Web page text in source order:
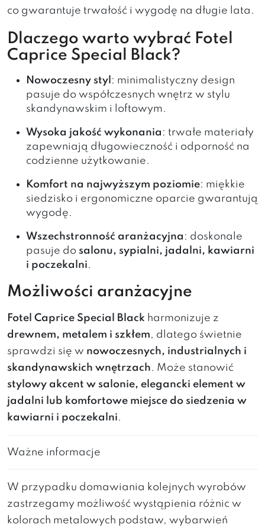
co gwarantuje trwałość i wygodę na długie lata.
Dlaczego warto wybrać Fotel
Caprice Special Black?
Nowoczesny styl : minimalistyczny design
pasuje do współczesnych wnętrz w stylu
skandynawskim i loftowym.
Wysoka jakość wykonania : trwałe materiały
zapewniają długowieczność i odporność na
codzienne użytkowanie.
Komfort na najwyższym poziomie: miękkie
siedzisko i ergonomiczne oparcie gwarantują
wygodę.
Wszechstronność aranżacyjna : doskonale
pasuje do salonu, sypialni, jadalni, kawiarni
i poczekalni.
Możliwości aranżacyjne
Fotel Caprice Special Black harmonizuje z
drewnem, metalem i szkłem, dlatego świetnie
sprawdzi się w nowoczesnych, industrialnych i
skandynawskich wnętrzach. Może stanowić
stylowy akcent w salonie, elegancki element w
jadalni lub komfortowe miejsce do siedzenia w
kawiarni i poczekalni.
Ważne informacje
W przypadku domawiania kolejnych wyrobów
zastrzegamy możliwość wystąpienia różnic w
kolorach metalowych podstaw, wybarwień